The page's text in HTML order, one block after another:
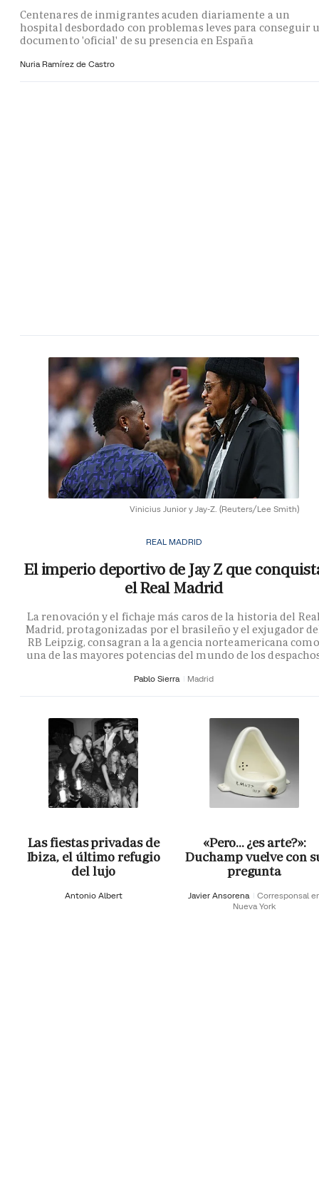
Centenares de inmigrantes acuden diariamente a un
hospital desbordado con problemas leves para conseguir
documento 'oficial' de su presencia en España
Nuria Ramírez de Castro
Vinicius Junior y Jay-Z. (Reuters/Lee Smith)
REAL MADRID
El imperio deportivo de Jay Z que
el Real Madrid
La renovación y el fichaje más caros de la historia del
Madrid, protagonizadas por el brasileño y el exjugador
RB Leipzig, consagran a la agencia norteamericana como
una de las mayores potencias del mundo de los
Pablo Sierra Madrid
Las fiestas privadas de
Ibiza, el último refugio
del lujo
Antonio Albert
«Pero… ¿es arte?»:
Duchamp vuelve con
pregunta
Javier Ansorena
Corresponsal
Nueva York